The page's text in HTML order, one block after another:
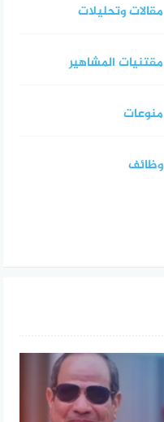
مقالات وتحليلات
مقتنيات المشاهير
منوعات
وظائف